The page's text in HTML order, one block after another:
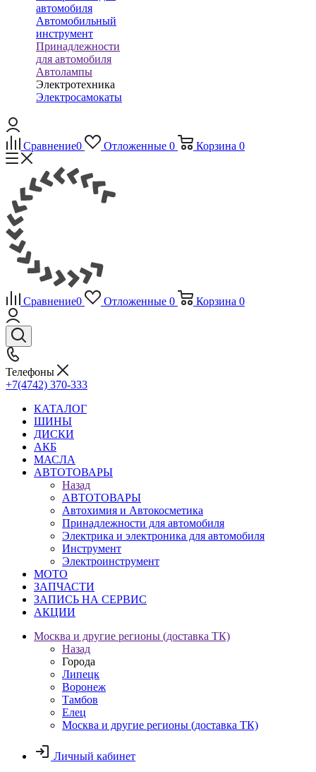
автомобиля
Автомобильный
инструмент
Принадлежности
для автомобиля
Автолампы
Электротехника
Электросамокаты
Сравнение0 Отложенные 0 Корзина 0
Сравнение0 Отложенные 0 Корзина 0
Телефоны
+7(4742) 370-333
КАТАЛОГ
ШИНЫ
ДИСКИ
АКБ
МАСЛА
АВТОТОВАРЫ
Назад
АВТОТОВАРЫ
Автохимия и Автокосметика
Принадлежности для автомобиля
Электрика и электроника для автомобиля
Инструмент
Электроинструмент
МОТО
ЗАПЧАСТИ
ЗАПИСЬ НА СЕРВИС
АКЦИИ
Москва и другие регионы (доставка ТК)
Назад
Города
Липецк
Воронеж
Тамбов
Елец
Москва и другие регионы (доставка ТК)
Личный кабинет